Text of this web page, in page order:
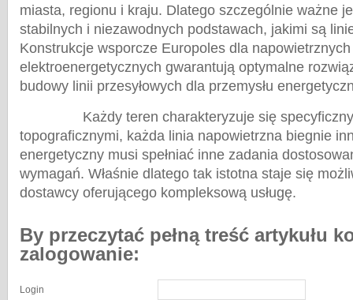
miasta, regionu i kraju. Dlatego szczególnie ważne
stabilnych i niezawodnych podstawach, jakimi są
Konstrukcje wsporcze Europoles dla
elektroenergetycznych gwarantują optymalne
budowy linii przesyłowych dla przemysłu
Każdy teren charakteryzuje się
topograficznymi, każda linia napowietrzna biegnie
energetyczny musi spełniać inne zadania
wymagań. Właśnie dlatego tak istotna staje się
dostawcy oferującego kompleksową usługę.
By przeczytać pełną treść artykułu
zalogowanie:
Login